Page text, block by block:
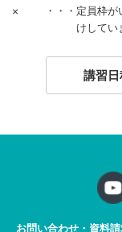
×
・・・定員枠
けしてい
講習
お問い合わせ・資料